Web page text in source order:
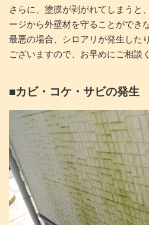
さらに、塗膜が剥がれてしまうと
ージから外壁材を守ることができ
最悪の場合、シロアリが発生した
ございますので、お早めにご相談
■カビ・コケ・サビの発生